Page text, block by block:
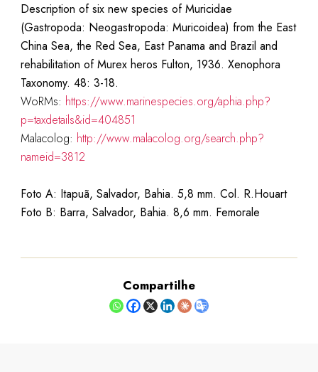
Description of six new species of Muricidae
(Gastropoda: Neogastropoda: Muricoidea) from the East
China Sea, the Red Sea, East Panama and Brazil and
rehabilitation of Murex heros Fulton, 1936. Xenophora
Taxonomy. 48: 3-18.
WoRMs: https://www.marinespecies.org/aphia.php?
p=taxdetails&id=404851
Malacolog: http://www.malacolog.org/search.php?
nameid=3812
Foto A: Itapuã, Salvador, Bahia. 5,8 mm. Col. R.Houart
Foto B: Barra, Salvador, Bahia. 8,6 mm. Femorale
Compartilhe